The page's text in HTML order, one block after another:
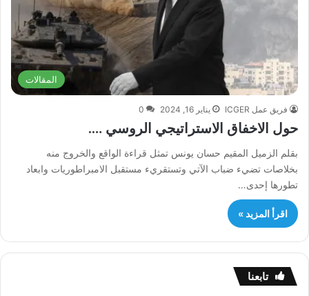
المقالات
فريق عمل ICGER يناير 16, 2024 0
حول الاخفاق الاستراتيجي الروسي ….
بقلم الزميل المقيم حسان يونس تمثل قراءة الواقع والخروج منه
بخلاصات تضيء ضباب الآتي وتستقريء مستقبل الامبراطوريات وابعاد
تطورها إحدى…
اقرأ المزيد »
تابعنا